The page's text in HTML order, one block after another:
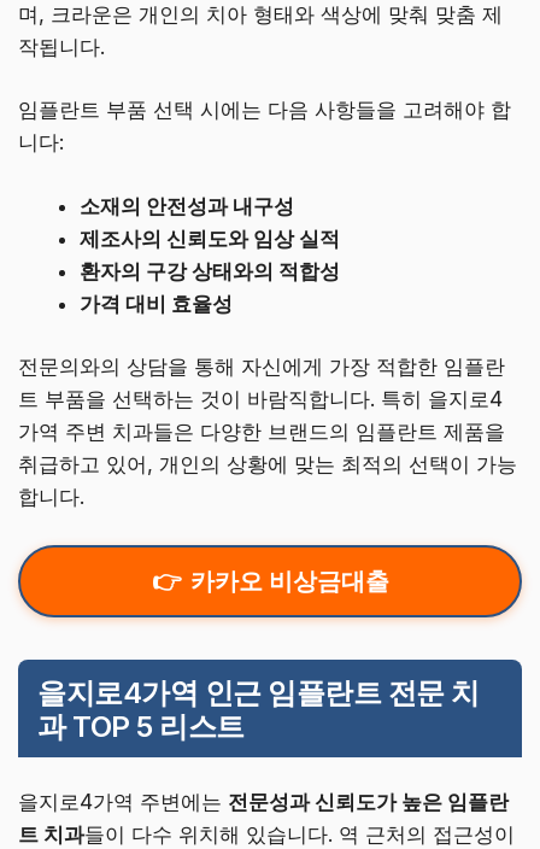
며, 크라운은 개인의 치아 형태와 색상에 맞춰 맞춤 제
작됩니다.
임플란트 부품 선택 시에는 다음 사항들을 고려해야 합
니다:
소재의 안전성과 내구성
제조사의 신뢰도와 임상 실적
환자의 구강 상태와의 적합성
가격 대비 효율성
전문의와의 상담을 통해 자신에게 가장 적합한 임플란
트 부품을 선택하는 것이 바람직합니다. 특히 을지로4
가역 주변 치과들은 다양한 브랜드의 임플란트 제품을
취급하고 있어, 개인의 상황에 맞는 최적의 선택이 가능
합니다.
카카오 비상금대출
을지로4가역 인근 임플란트 전문 치
과 TOP 5 리스트
을지로4가역 주변에는 전문성과 신뢰도가 높은 임플란
트 치과들이 다수 위치해 있습니다. 역 근처의 접근성이